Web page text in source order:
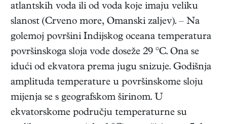
atlantskih voda ili od voda koje imaju veliku
slanost (Crveno more, Omanski zaljev). – Na
golemoj površini Indijskog oceana temperatura
površinskoga sloja vode doseže 29 °C. Ona se
idući od ekvatora prema jugu snizuje. Godišnja
amplituda temperature u površinskome sloju
mijenja se s geografskom širinom. U
ekvatorskome području temperaturne su